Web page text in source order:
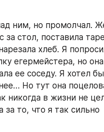
ним, но промолчал.
за стол, поставила
хлеб. Я
егермейстера, но она
ее соседу. Я хотел
Но тут она
никогда в жизни не
за то, что я так сильно